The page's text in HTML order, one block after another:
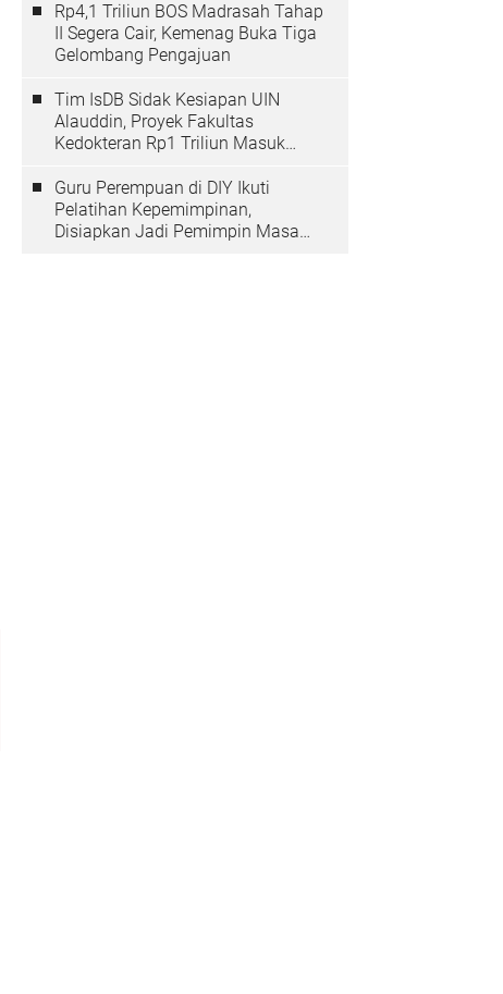
Rp4,1 Triliun BOS Madrasah Tahap
II Segera Cair, Kemenag Buka Tiga
Gelombang Pengajuan
Tim IsDB Sidak Kesiapan UIN
Alauddin, Proyek Fakultas
Kedokteran Rp1 Triliun Masuk
Guru Perempuan di DIY Ikuti
Pelatihan Kepemimpinan,
Disiapkan Jadi Pemimpin Masa